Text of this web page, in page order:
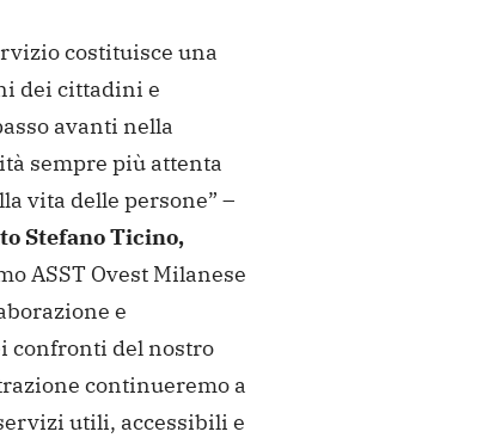
costituisce una
dei cittadini e
avanti nella
sempre più attenta
vita delle persone” –
Stefano Ticino,
ASST Ovest Milanese
e
confronti del nostro
continueremo a
utili, accessibili e